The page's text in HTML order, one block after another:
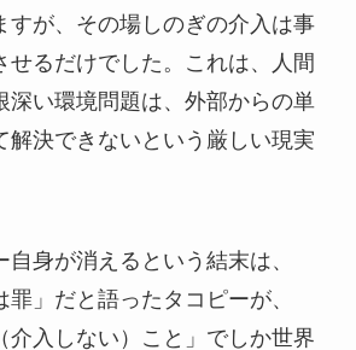
すが、その場しのぎの介入は事
せるだけでした。これは、人間
深い環境問題は、外部からの単
解決できないという厳しい現実
身が消えるという結末は、
罪」だと語ったタコピーが、
介入しない）こと」でしか世界